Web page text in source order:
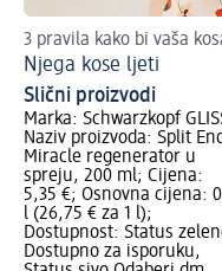
3 pravila kako bi vaša
Njega kose ljeti
Slični proizvodi
Marka: Schwarzkopf
Naziv proizvoda: Split
Miracle regenerator u
spreju, 200 ml; Cijena:
5,35 €; Osnovna cijena:
l (26,75 € za 1 l);
Dostupnost: Status
Dostupno za isporuku,